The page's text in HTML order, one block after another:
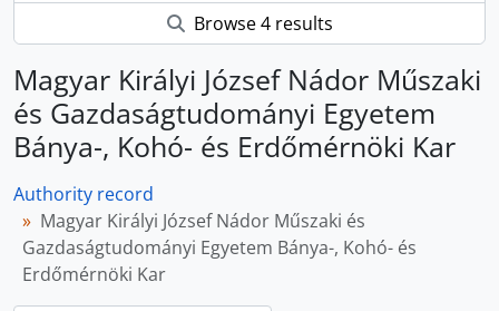
Browse 4 results
Magyar Királyi József Nádor Műszaki
és Gazdaságtudományi Egyetem
Bánya-, Kohó- és Erdőmérnöki Kar
Authority record
Magyar Királyi József Nádor Műszaki és
Gazdaságtudományi Egyetem Bánya-, Kohó- és
Erdőmérnöki Kar